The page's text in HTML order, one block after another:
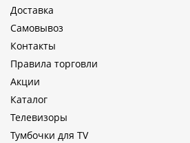
Доставка
Самовывоз
Контакты
Правила торговли
Акции
Каталог
Телевизоры
Тумбочки для TV